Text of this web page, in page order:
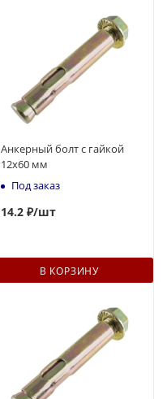
Анкерный болт с гайкой
12x60 мм
Под заказ
14.2 ₽/шт
В КОРЗИНУ